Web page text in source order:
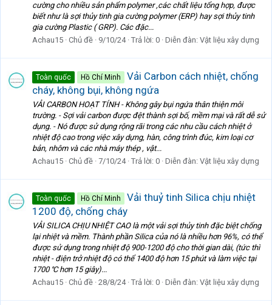
cường cho nhiều sản phẩm polymer ,các chất liệu tổng hợp, được
biết như là sợi thủy tinh gia cường polymer (ERP) hay sợi thủy tinh
gia cường Plastic ( GRP). Các đặc...
Achau15 Chủ đề 9/10/24 Trả lời: 0 Diễn đàn: Vật liệu xây dựng
Toàn quốc Hồ Chí Minh
Vải Carbon cách nhiệt, chống
cháy, không bụi, không ngứa
VẢI CARBON HOẠT TÍNH - Không gây bụi ngứa thân thiện môi
trường. - Sợi vải carbon được đệt thành sợi bố, mềm mại và rất dễ sử
dụng. - Nó được sử dụng rộng rãi trong các nhu cầu cách nhiệt ở
nhiệt độ cao trong việc xây dựng, hàn, công trình đúc, kim loại cơ
bản, nhôm và các nhà máy thép , vật...
Achau15 Chủ đề 7/10/24 Trả lời: 0 Diễn đàn: Vật liệu xây dựng
Toàn quốc Hồ Chí Minh
Vải thuỷ tinh Silica chịu nhiệt
1200 độ, chống cháy
VẢI SILICA CHỊU NHIỆT CAO là một vải sợi thủy tinh đặc biệt chống
lại nhiệt và mềm. Thành phần Silica của nó là nhiều hơn 96%, có thể
được sử dụng trong nhiệt độ 900-1200 độ cho thời gian dài, (tức thì
nhiệt - điện trở nhiệt độ có thể 1400 độ hơn 15 phút và làm việc tại
1700 ℃ hơn 15 giây)...
Achau15 Chủ đề 28/8/24 Trả lời: 0 Diễn đàn: Vật liệu xây dựng